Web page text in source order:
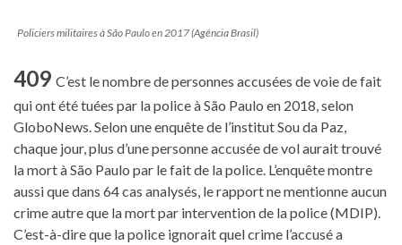
Policiers militaires à São Paulo en 2017 (Agência Brasil)
409 C’est le nombre de personnes accusées de voie de fait
qui ont été tuées par la police à São Paulo en 2018, selon
GloboNews. Selon une enquête de l’institut Sou da Paz,
chaque jour, plus d’une personne accusée de vol aurait trouvé
la mort à São Paulo par le fait de la police. L’enquête montre
aussi que dans 64 cas analysés, le rapport ne mentionne aucun
crime autre que la mort par intervention de la police (MDIP).
C’est-à-dire que la police ignorait quel crime l’accusé a